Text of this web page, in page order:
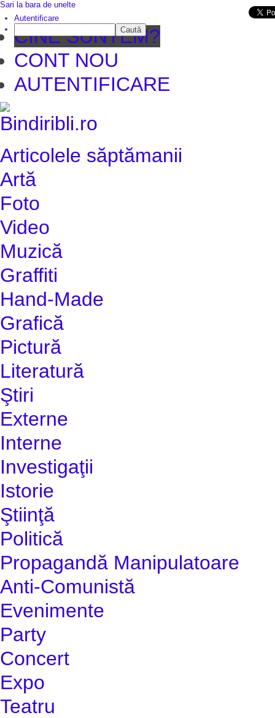
CINE SUNTEM?
CONT NOU
AUTENTIFICARE
Articolele săptămanii
Artă
Foto
Video
Muzică
Graffiti
Hand-Made
Grafică
Pictură
Literatură
Ştiri
Externe
Interne
Investigaţii
Istorie
Ştiinţă
Politică
Propagandă Manipulatoare
Anti-Comunistă
Evenimente
Party
Concert
Expo
Teatru
Sari la bara de unelte
Autentificare
Caută